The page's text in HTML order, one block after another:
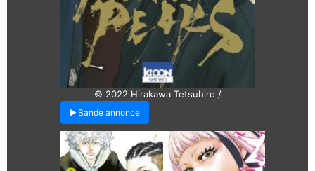
© 2022 Hirakawa Tetsuhiro /
Bande annonce